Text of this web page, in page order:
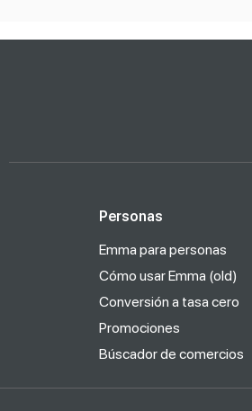
Personas
Emma para personas
Cómo usar Emma (old)
Conversión a tasa cero
Promociones
Búscador de comercios